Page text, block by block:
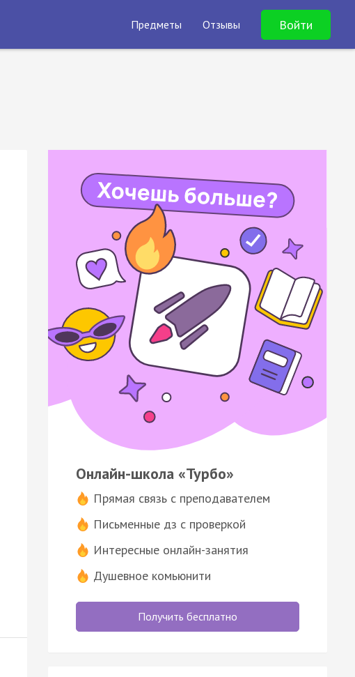
Предметы Отзывы Войти
Онлайн-школа «Турбо»
Прямая связь с преподавателем
Письменные дз с проверкой
Интересные онлайн-занятия
Душевное комьюнити
Получить бесплатно